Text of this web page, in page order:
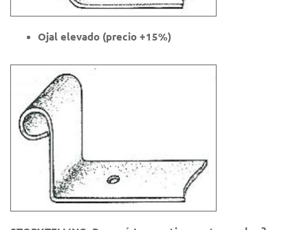
Ojal elevado (precio +15%)